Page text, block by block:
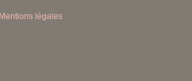
Mentions légales